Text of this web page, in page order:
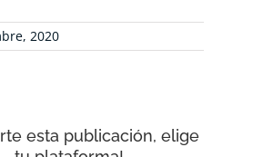
2020
esta publicación, elige